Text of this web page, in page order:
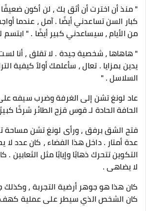
" منذ أن اخترت أن أثق بك ، لن أكون
كبار السن تساعدني أيضًا . آمل ، عندما
من الأيام ، سيساعدني كبير أيضًا . "
" هاهاها ، شخصية جيدة . لا تقلق ، أنا
يدين بمزايا . تعال ، سأعلمك أولاً كيفية
السلاسل . "
عاد لونغ تشن إلى الغرفة وضرب سيفه
الحافة الحادة لـ قوس قزح الطائر شرخًا
فتح الشق برفق ، ورأى لونغ تشن
عدة أمتار . داخل هذا الفضاء ، كان عدد
التكوين تتحرك ذهابًا وإيابًا مثل
لا يضاهى .
كان هذا هو جوهر أرضية التجربة ،
كان الشخص الذي سيطر على عملية كهف